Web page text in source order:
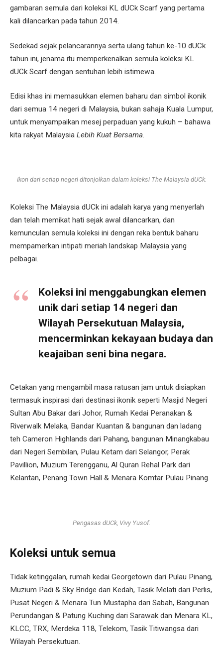
gambaran semula dari koleksi KL dUCk Scarf yang pertama
kali dilancarkan pada tahun 2014.
Sedekad sejak pelancarannya serta ulang tahun ke-10 dUCk
tahun ini, jenama itu memperkenalkan semula koleksi KL
dUCk Scarf dengan sentuhan lebih istimewa.
Edisi khas ini memasukkan elemen baharu dan simbol ikonik
dari semua 14 negeri di Malaysia, bukan sahaja Kuala Lumpur,
untuk menyampaikan mesej perpaduan yang kukuh – bahawa
kita rakyat Malaysia Lebih Kuat Bersama.
Ikon dari setiap negeri ditonjolkan dalam koleksi The Malaysia dUCk.
Koleksi The Malaysia dUCk ini adalah karya yang menyerlah
dan telah memikat hati sejak awal dilancarkan, dan
kemunculan semula koleksi ini dengan reka bentuk baharu
mempamerkan intipati meriah landskap Malaysia yang
pelbagai.
Koleksi ini menggabungkan elemen
unik dari setiap 14 negeri dan
Wilayah Persekutuan Malaysia,
mencerminkan kekayaan budaya dan
keajaiban seni bina negara.
Cetakan yang mengambil masa ratusan jam untuk disiapkan
termasuk inspirasi dari destinasi ikonik seperti Masjid Negeri
Sultan Abu Bakar dari Johor, Rumah Kedai Peranakan &
Riverwalk Melaka, Bandar Kuantan & bangunan dan ladang
teh Cameron Highlands dari Pahang, bangunan Minangkabau
dari Negeri Sembilan, Pulau Ketam dari Selangor, Perak
Pavillion, Muzium Terengganu, Al Quran Rehal Park dari
Kelantan, Penang Town Hall & Menara Komtar Pulau Pinang.
Pengasas dUCk, Vivy Yusof.
Koleksi untuk semua
Tidak ketinggalan, rumah kedai Georgetown dari Pulau Pinang,
Muzium Padi & Sky Bridge dari Kedah, Tasik Melati dari Perlis,
Pusat Negeri & Menara Tun Mustapha dari Sabah, Bangunan
Perundangan & Patung Kuching dari Sarawak dan Menara KL,
KLCC, TRX, Merdeka 118, Telekom, Tasik Titiwangsa dari
Wilayah Persekutuan.